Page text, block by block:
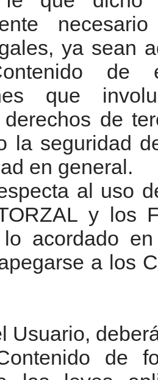
ya sean
de
que
derechos de
la seguridad
en general.
al uso
y los
acordado
a los
Usuario,
de